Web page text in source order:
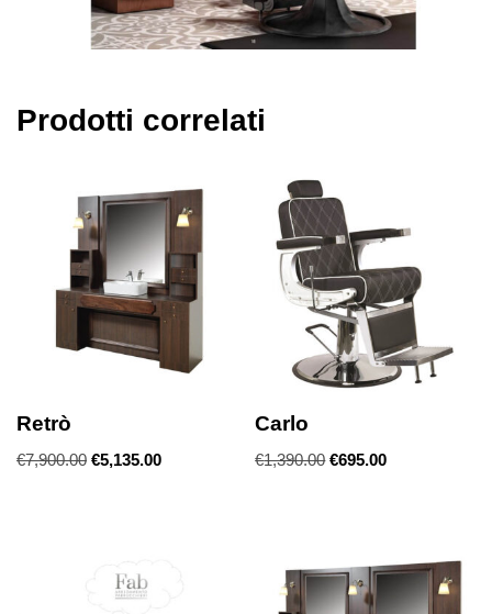
Prodotti correlati
Retrò
€7,900.00 €5,135.00
Carlo
€1,390.00 €695.00